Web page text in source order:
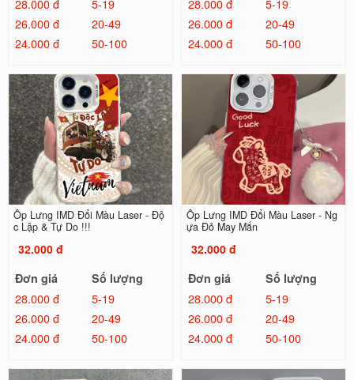
26.000 đ
20-49
24.000 đ
50-100
26.000 đ
20-49
24.000 đ
50-100
Ốp Lưng IMD Đổi Màu Laser - Độ
c Lập & Tự Do !!!
32.000 đ
Đơn giá
Số lượng
28.000 đ
5-19
26.000 đ
20-49
24.000 đ
50-100
Ốp Lưng IMD Đổi Màu Laser - Ng
ựa Đỏ May Mắn
32.000 đ
Đơn giá
Số lượng
28.000 đ
5-19
26.000 đ
20-49
24.000 đ
50-100